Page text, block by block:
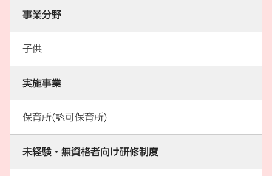
事業分野
子供
実施事業
保育所(認可保育所)
未経験・無資格者向け研修制度